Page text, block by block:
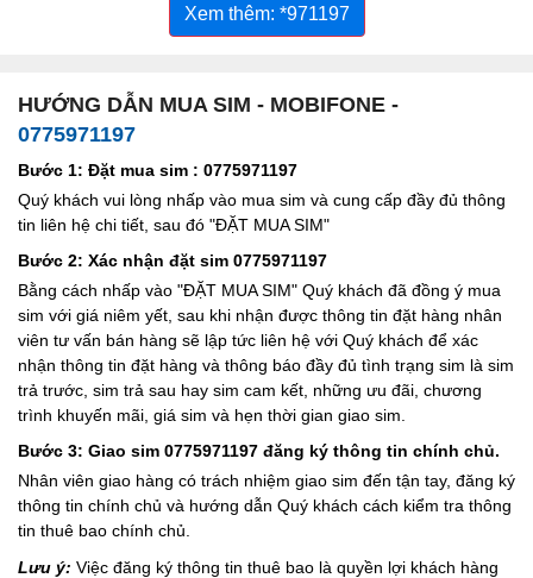
Xem thêm: *971197
HƯỚNG DẪN MUA SIM - MOBIFONE -
0775971197
Bước 1: Đặt mua sim : 0775971197
Quý khách vui lòng nhấp vào mua sim và cung cấp đầy đủ thông
tin liên hệ chi tiết, sau đó "ĐẶT MUA SIM"
Bước 2: Xác nhận đặt sim 0775971197
Bằng cách nhấp vào "ĐẶT MUA SIM" Quý khách đã đồng ý mua
sim với giá niêm yết, sau khi nhận được thông tin đặt hàng nhân
viên tư vấn bán hàng sẽ lập tức liên hệ với Quý khách để xác
nhận thông tin đặt hàng và thông báo đầy đủ tình trạng sim là sim
trả trước, sim trả sau hay sim cam kết, những ưu đãi, chương
trình khuyến mãi, giá sim và hẹn thời gian giao sim.
Bước 3: Giao sim 0775971197 đăng ký thông tin chính chủ.
Nhân viên giao hàng có trách nhiệm giao sim đến tận tay, đăng ký
thông tin chính chủ và hướng dẫn Quý khách cách kiểm tra thông
tin thuê bao chính chủ.
Lưu ý: Việc đăng ký thông tin thuê bao là quyền lợi khách hàng